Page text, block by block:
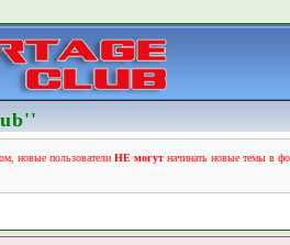
новые пользователи НЕ могутначинать новые темы в